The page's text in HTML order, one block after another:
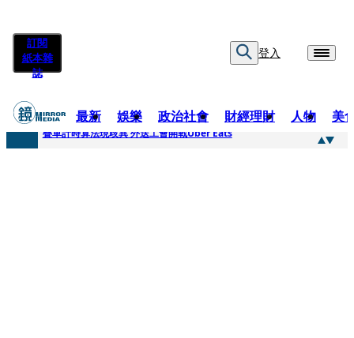
訂閱
紙本雜
誌
登入
最新 娛樂 政治社會 財經理財 人物 美
快訊
疊單計時算法現歧異 外送工會開戰Uber Eats